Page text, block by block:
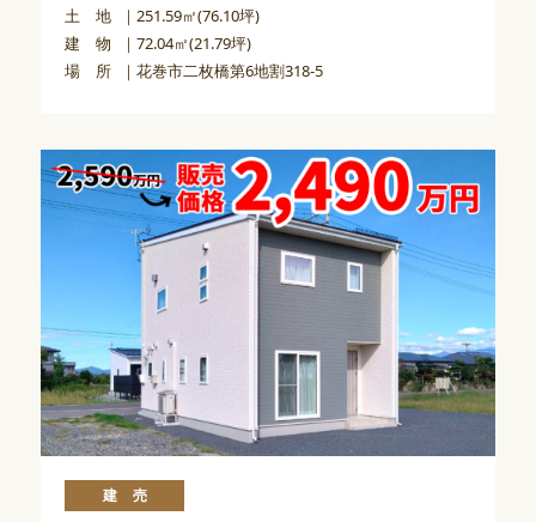
土 地
251.59㎡(76.10坪)
建 物
72.04㎡(21.79坪)
場 所
花巻市二枚橋第6地割318-5
建売